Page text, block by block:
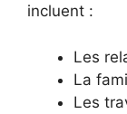
incluent :
Les
La
Les